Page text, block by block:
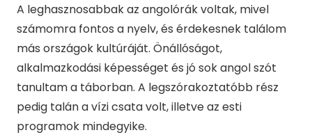
A leghasznosabbak az angolórák voltak, mivel
számomra fontos a nyelv, és érdekesnek találom
más országok kultúráját. Önállóságot,
alkalmazkodási képességet és jó sok angol szót
tanultam a táborban. A legszórakoztatóbb rész
pedig talán a vízi csata volt, illetve az esti
programok mindegyike.